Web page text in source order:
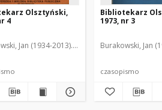
Wanda (1920-2006). Red. Giżyńska-
Wanda. Red. Dąbrowska, Wanda (1920-
Olsztyński,
4
Jan (1934-2013). Red.2 Chodukiewicz,
Bibliotekarz
1973, nr 3
Burakowski, Jan
czasopismo